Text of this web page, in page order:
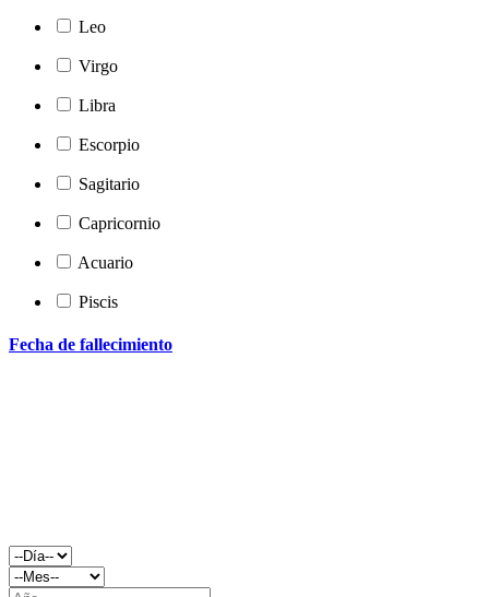
Leo
Virgo
Libra
Escorpio
Sagitario
Capricornio
Acuario
Piscis
Fecha de fallecimiento